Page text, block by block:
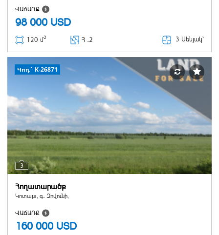
ՎԱՃԱՌՔ
98 000 USD
120 մ2 Հ ․2 3 Սենյակ՝
3
Կոդ` K-26871
Հողատարածք
Կոտայք, գ․ Զովունի,
ՎԱՃԱՌՔ
160 000 USD